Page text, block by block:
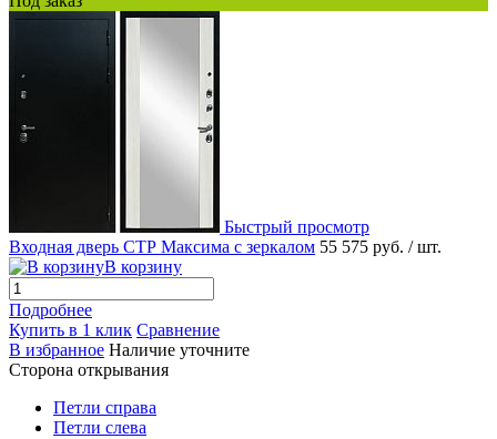
Быстрый просмотр
Входная дверь СТР Максима с зеркалом 55 575 руб. / шт.
В корзину
Подробнее
Купить в 1 клик Сравнение
В избранное Наличие уточните
Сторона открывания
Петли справа
Петли слева